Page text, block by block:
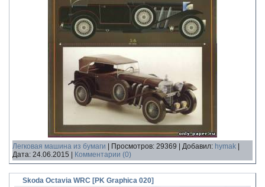
Легковая машина из бумаги Просмотров: 29369 Добавил: hymak
Дата: 24.06.2015 Комментарии (0)
Skoda Octavia WRC [PK Graphica 020]